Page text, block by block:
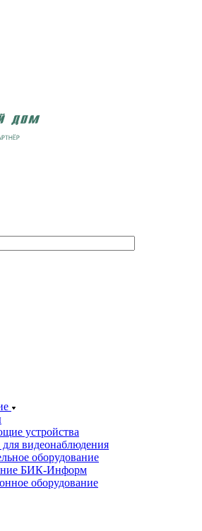
устройства
видеонаблюдения
оборудование
БИК-Информ
оборудование